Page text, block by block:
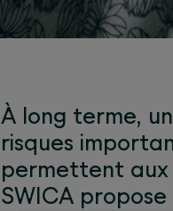
À long terme,
risques
permettent aux
SWICA